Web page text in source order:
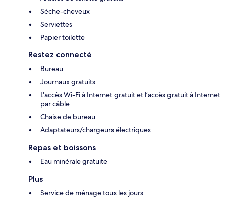
Sèche-cheveux
Serviettes
Papier toilette
Restez connecté
Bureau
Journaux gratuits
L'accès Wi-Fi à Internet gratuit et l’accès gratuit à Internet
par câble
Chaise de bureau
Adaptateurs/chargeurs électriques
Repas et boissons
Eau minérale gratuite
Plus
Service de ménage tous les jours